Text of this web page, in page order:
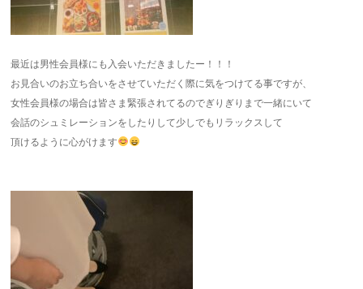
最近は男性会員様にも入会いただきましたー！！！
お見合いのお立ち合いをさせていただく際に気をつけてる事ですが、
女性会員様の場合は皆さま緊張されてるのでぎりぎりまで一緒にいて
会話のシュミレーションをしたりして少しでもリラックスして
頂けるように心がけます